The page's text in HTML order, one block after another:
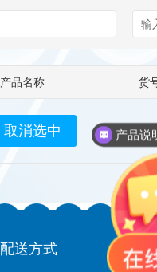
Biotez Berlin
Berry & Associates
LGC Maine Standards
Abbexa AbD
产品名称 货
取消选中
配送方式 售后
产品说